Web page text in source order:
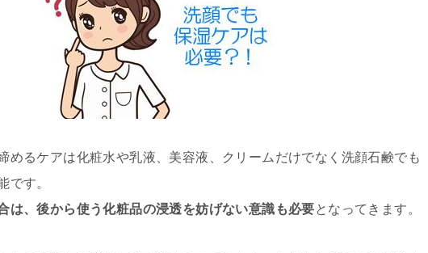
めるケアは化粧水や乳液、美容液、クリームだけでなく洗顔石鹸でも
です。
は、後から使う化粧品の浸透を妨げない意識も必要となってきます。